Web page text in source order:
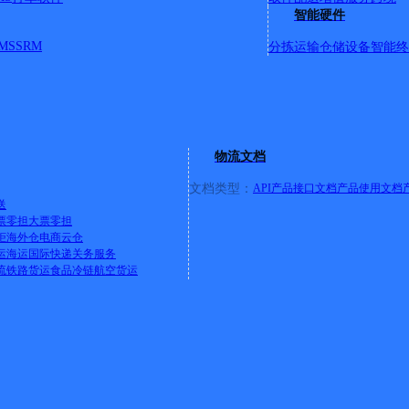
SRM
智能硬件
分拣运输仓储设备智能
零担大票零担
海外仓电商云仓
海运 国际快递关务服务
铁路货运食品冷链航空货运
物流文档
文档类型： API产品接口文档产品使用文档
门市格林宾馆对面萝北县电视台南50米
大街道南